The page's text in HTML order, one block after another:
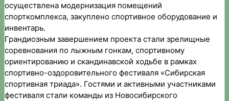
осуществлена модернизация помещений
спорткомплекса, закуплено спортивное оборудование и
инвентарь.
Грандиозным завершением проекта стали зрелищные
соревнования по лыжным гонкам, спортивному
ориентированию и скандинавской ходьбе в рамках
спортивно-оздоровительного фестиваля «Сибирская
спортивная триада». Гостями и активными участниками
фестиваля стали команды из Новосибирского